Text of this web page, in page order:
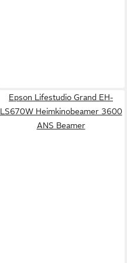
Epson Lifestudio Grand EH-
LS670W Heimkinobeamer 3600
ANS Beamer